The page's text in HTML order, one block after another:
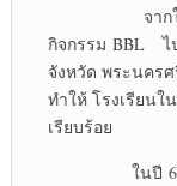
จากในช่วง
กิจกรรม BBL ไ
จังหวัด พระนคร
ทำให้ โรงเรียน
เรียบร้อย
ในปี 68 นี้ ห